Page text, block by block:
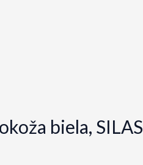
biela, SILAS